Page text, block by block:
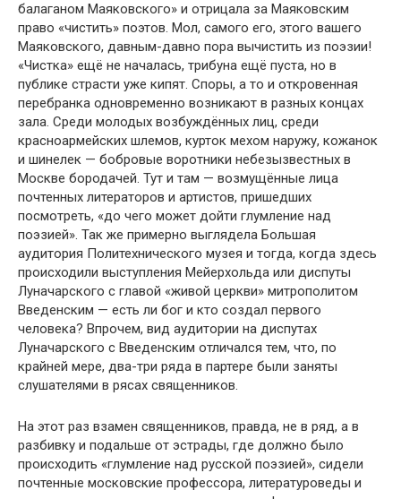
балаганом Маяковского» и отрицала за Маяковским
право «чистить» поэтов. Мол, самого его, этого вашего
Маяковского, давным-давно пора вычистить из поэзии!
«Чистка» ещё не началась, трибуна ещё пуста, но в
публике страсти уже кипят. Споры, а то и откровенная
перебранка одновременно возникают в разных концах
зала. Среди молодых возбуждённых лиц, среди
красноармейских шлемов, курток мехом наружу, кожанок
и шинелек — бобровые воротники небезызвестных в
Москве бородачей. Тут и там — возмущённые лица
почтенных литераторов и артистов, пришедших
посмотреть, «до чего может дойти глумление над
поэзией». Так же примерно выглядела Большая
аудитория Политехнического музея и тогда, когда здесь
происходили выступления Мейерхольда или диспуты
Луначарского с главой «живой церкви» митрополитом
Введенским — есть ли бог и кто создал первого
человека? Впрочем, вид аудитории на диспутах
Луначарского с Введенским отличался тем, что, по
крайней мере, два-три ряда в партере были заняты
слушателями в рясах священников.
На этот раз взамен священников, правда, не в ряд, а в
разбивку и подальше от эстрады, где должно было
происходить «глумление над русской поэзией», сидели
почтенные московские профессора, литературоведы и